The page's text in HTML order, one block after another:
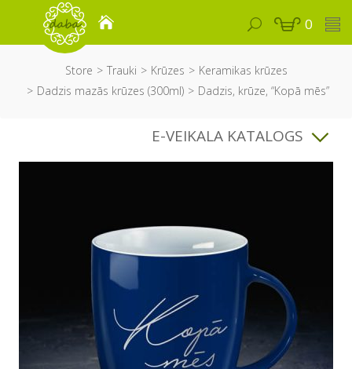
0
Store Trauki Krūzes
Keramikas krūzes
Dadzis mazās krūzes (300ml)
Dadzis, krūze, “Kopā mēs”
E-VEIKALA KATALOGS